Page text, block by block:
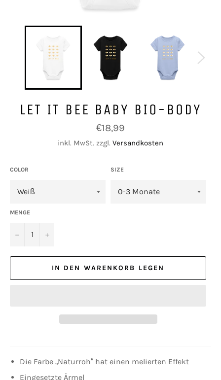
LET IT BEE BABY BIO-BODY
Normaler
Preis
€18,99
inkl. MwSt. zzgl. Versandkosten
COLOR SIZE
MENGE
− +
IN DEN WARENKORB LEGEN
Die Farbe „Naturroh“ hat einen melierten Effekt
Eingesetzte Ärmel